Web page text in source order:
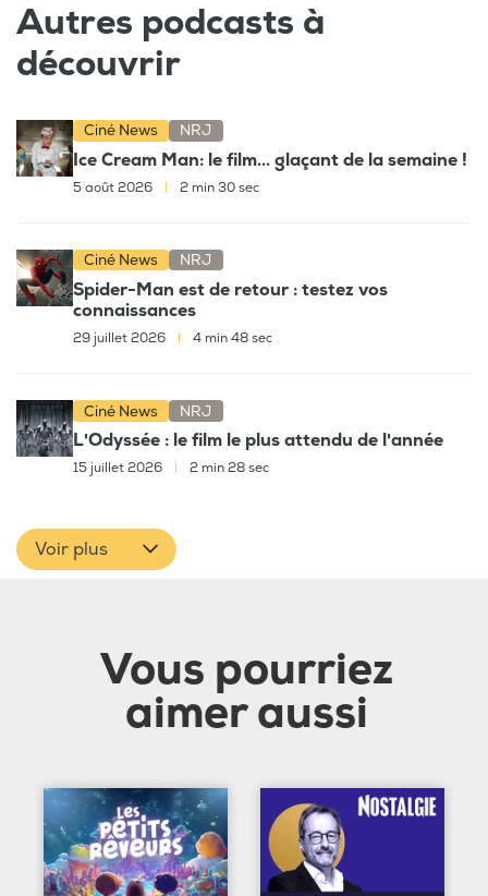
Autres podcasts à
découvrir
Ciné News NRJ
Ice Cream Man: le film... glaçant de la semaine !
5 août 2026 2 min 30 sec
Ciné News NRJ
Spider-Man est de retour : testez vos
connaissances
29 juillet 2026 4 min 48 sec
Ciné News NRJ
L'Odyssée : le film le plus attendu de l'année
15 juillet 2026 | 2 min 28 sec
Voir plus
Vous pourriez
aimer aussi